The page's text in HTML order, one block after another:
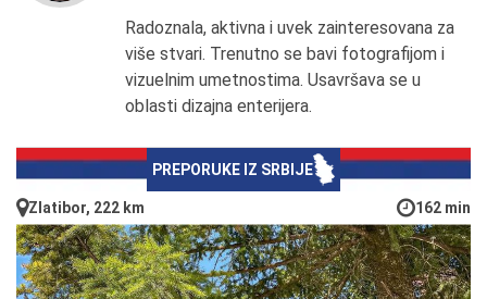
Radoznala, aktivna i uvek zainteresovana za
više stvari. Trenutno se bavi fotografijom i
vizuelnim umetnostima. Usavršava se u
oblasti dizajna enterijera.
PREPORUKE IZ SRBIJE
Zlatibor, 222 km 162 min